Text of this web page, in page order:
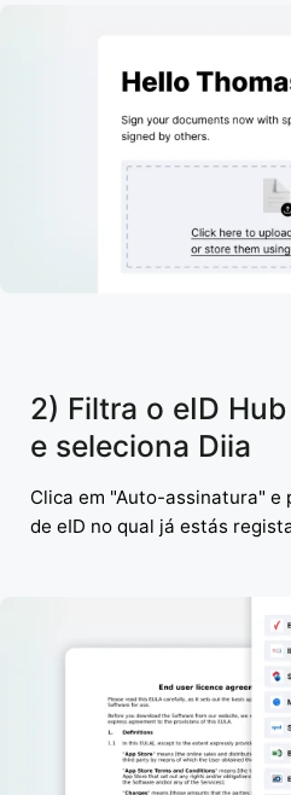
2) Filtra o eID
e seleciona Diia
Clica em "Auto-assinatura"
de eID no qual já estás